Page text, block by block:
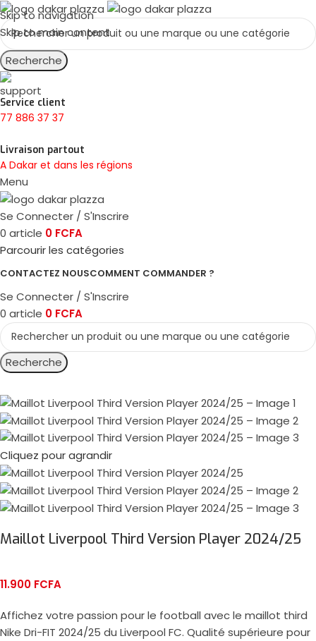
Skip to navigation
Skip to main content
Recherche
Service client
77 886 37 37
Livraison partout
A Dakar et dans les régions
Menu
Se Connecter / S'Inscrire
0 article 0 FCFA
Parcourir les catégories
CONTACTEZ NOUSCOMMENT COMMANDER ?
Se Connecter / S'Inscrire
0 article 0 FCFA
Recherche
Cliquez pour agrandir
Maillot Liverpool Third Version Player 2024/25
11.900 FCFA
Affichez votre passion pour le football avec le maillot third
Nike Dri-FIT 2024/25 du Liverpool FC. Qualité supérieure pour